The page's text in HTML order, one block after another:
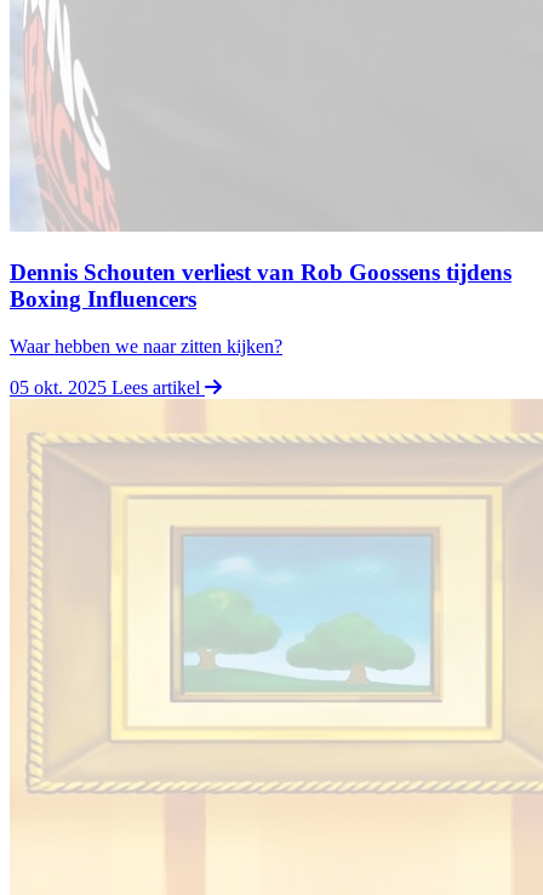
Dennis Schouten verliest van Rob Goossens tijdens
Boxing Influencers
Waar hebben we naar zitten kijken?
05 okt. 2025 Lees artikel